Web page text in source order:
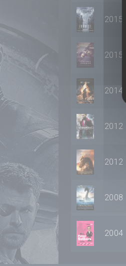
2015
2015
2014
2012
2012
2008
2004